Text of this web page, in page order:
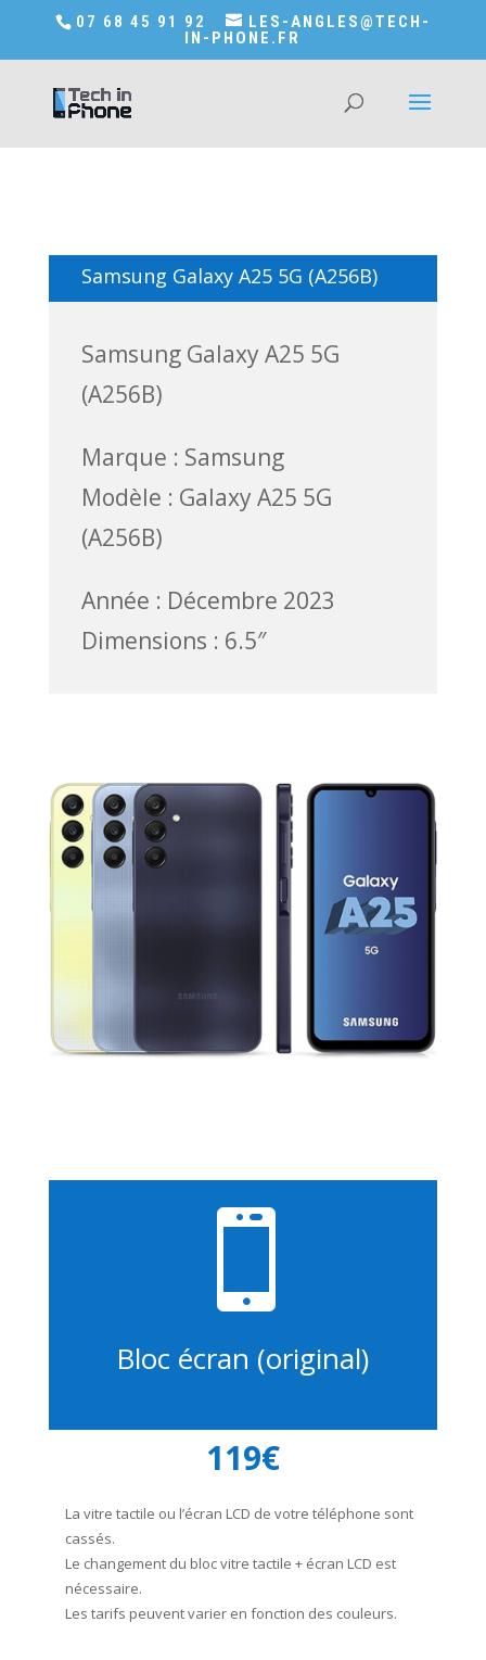
Accédez a Shop-in-tech-in-phone
07 68 45 91 92
LES-ANGLES@TECH-
IN-PHONE.FR
Samsung Galaxy A25 5G (A256B)
Samsung Galaxy A25 5G
(A256B)
Marque : Samsung
Modèle : Galaxy A25 5G
(A256B)
Année : Décembre 2023
Dimensions : 6.5″

Bloc écran (original)
119€
La vitre tactile ou l’écran LCD de votre téléphone sont
cassés.
Le changement du bloc vitre tactile + écran LCD est
nécessaire.
Les tarifs peuvent varier en fonction des couleurs.